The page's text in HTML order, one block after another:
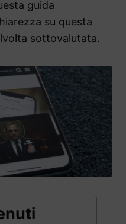
guida
su questa
sottovalutata.